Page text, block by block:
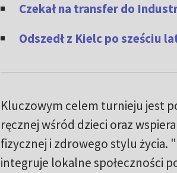
Czekał na transfer do
Odszedł z Kielc po sześciu
Kluczowym celem turnieju jest
ręcznej wśród dzieci oraz
fizycznej i zdrowego stylu życia.
integruje lokalne społeczności